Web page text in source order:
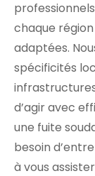
chaque
adaptées.
spécificités
d’agir avec
une fuite
besoin
à vous